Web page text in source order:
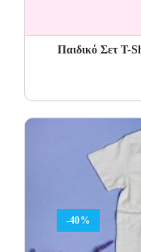
Παιδικό Σετ T-
-40%